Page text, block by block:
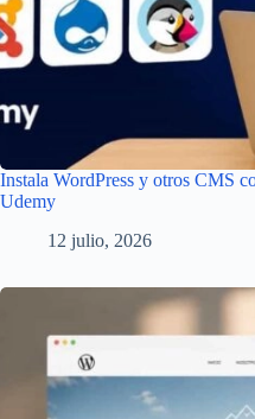
Instala WordPress y otros CMS
Udemy
12 julio, 2026